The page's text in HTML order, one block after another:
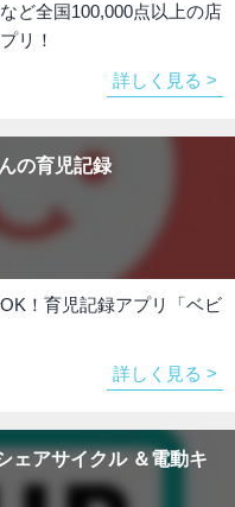
ど全国100,000点以上の店
リ！
詳しく見る >
の育児記録
！育児記録アプリ「ベビ
詳しく見る >
ェアサイクル ＆電動キ